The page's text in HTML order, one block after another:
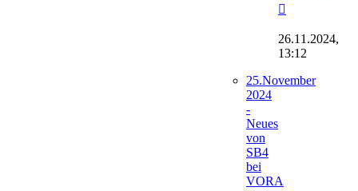
Beitrag
26.11.2024,
13:12
25.November
2024
-
Neues
von
SB4
bei
VORA